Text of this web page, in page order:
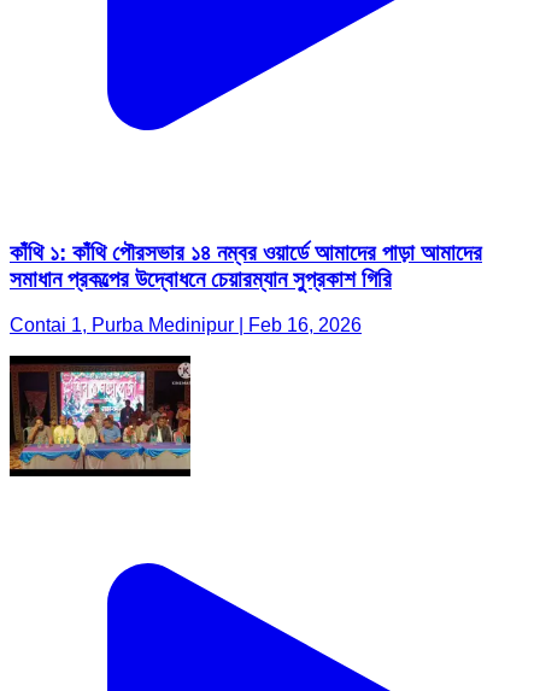
কাঁথি ১: কাঁথি পৌরসভার ১৪ নম্বর ওয়ার্ডে আমাদের পাড়া আমাদের
সমাধান প্রকল্পের উদ্বোধনে চেয়ারম্যান সুপ্রকাশ গিরি
Contai 1, Purba Medinipur | Feb 16, 2026